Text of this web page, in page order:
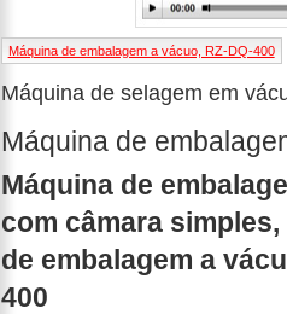
Máquina de embalagem a vácuo, RZ-DQ-400
Máquina de selagem em
Máquina de
Máquina de
com câmara simples,
de embalagem a
400